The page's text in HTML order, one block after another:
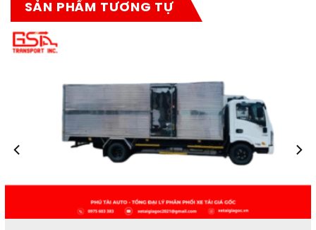
SẢN PHẨM TƯƠNG TỰ